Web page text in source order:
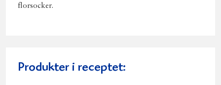
florsocker.
Produkter i receptet: